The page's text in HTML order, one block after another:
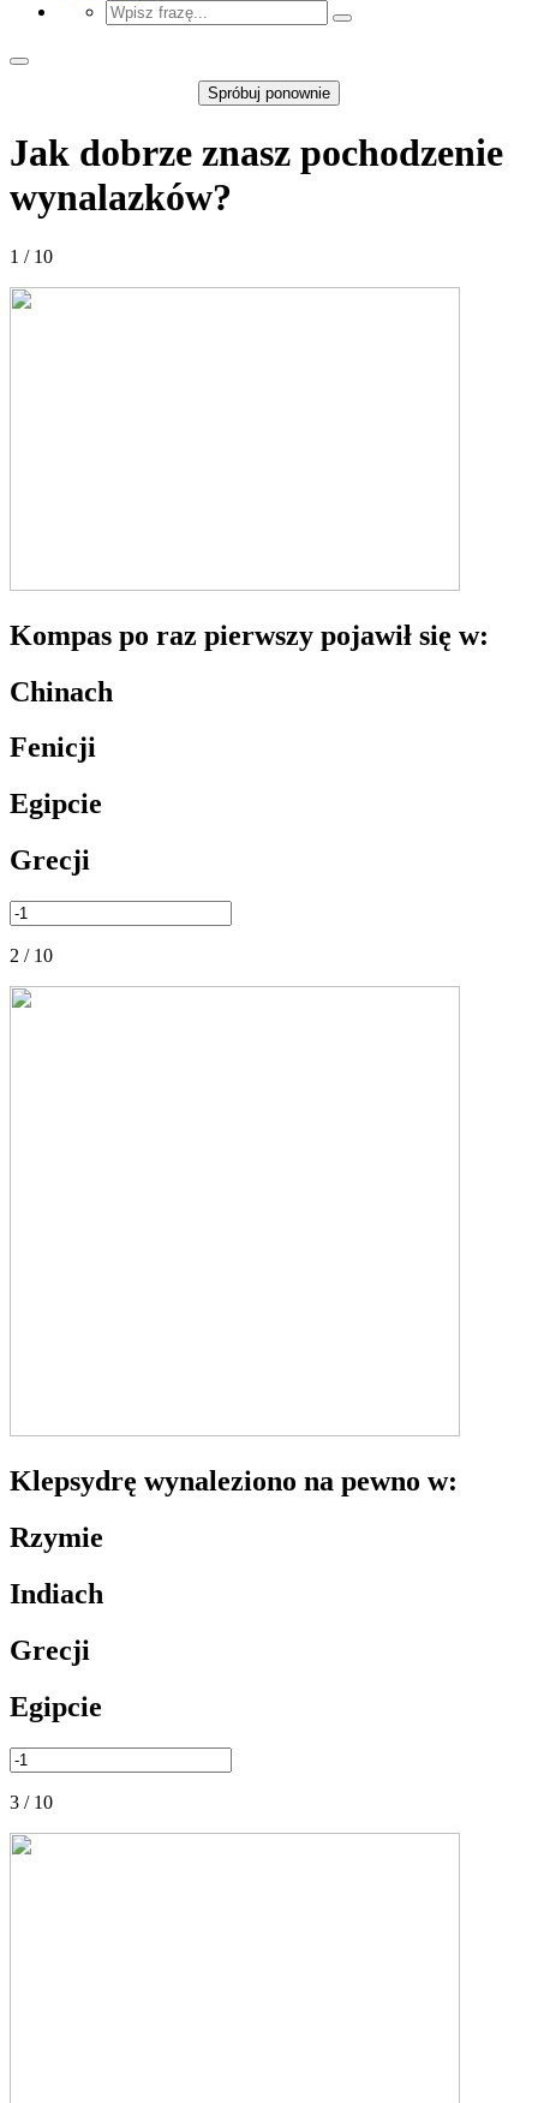
Spróbuj ponownie
Jak dobrze znasz pochodzenie
wynalazków?
1 / 10
Kompas po raz pierwszy pojawił się w:
Chinach
Fenicji
Egipcie
Grecji
2 / 10
Klepsydrę wynaleziono na pewno w:
Rzymie
Indiach
Grecji
Egipcie
3 / 10